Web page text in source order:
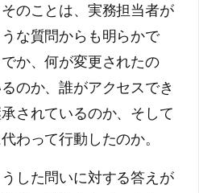
のことは、実務担当者が
な質問からも明らかで
か、何が変更されたの
のか、誰がアクセスでき
されているのか、そして
わって行動したのか。
した問いに対する答えが